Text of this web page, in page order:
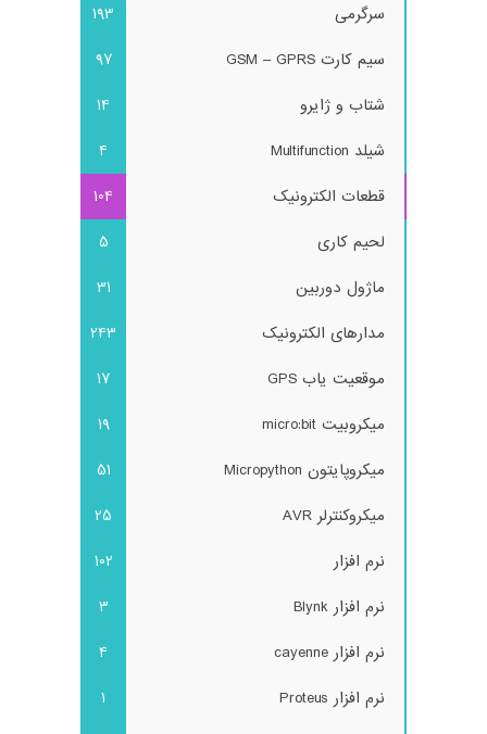
سرگرمی
193
سیم کارت GSM – GPRS
97
شتاب و ژایرو
14
شیلد Multifunction
4
قطعات الکترونیک
104
لحیم کاری
5
ماژول دوربین
31
مدارهای الکترونیک
243
موقعیت یاب GPS
17
میکروبیت micro:bit
19
میکروپایتون Micropython
51
میکروکنترلر AVR
25
نرم افزار
102
نرم افزار Blynk
3
نرم افزار cayenne
4
نرم افزار Proteus
1